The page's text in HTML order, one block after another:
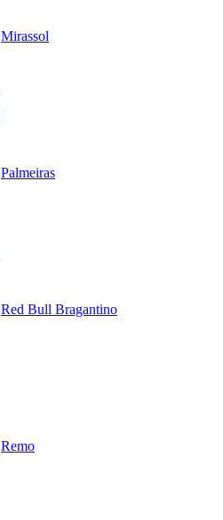
Mirassol
Palmeiras
Red Bull Bragantino
Remo